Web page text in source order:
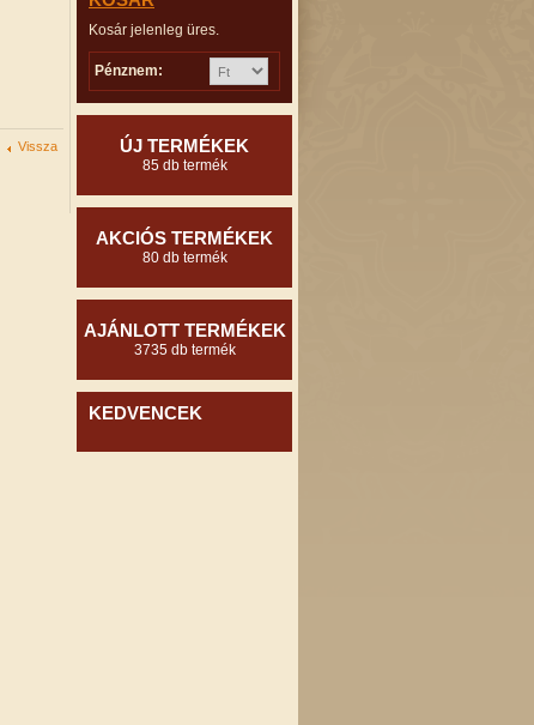
Vissza
Kosár jelenleg üres.
Pénznem:
ÚJ TERMÉKEK
85 db termék
AKCIÓS TERMÉKEK
80 db termék
AJÁNLOTT TERMÉKEK
3735 db termék
KEDVENCEK